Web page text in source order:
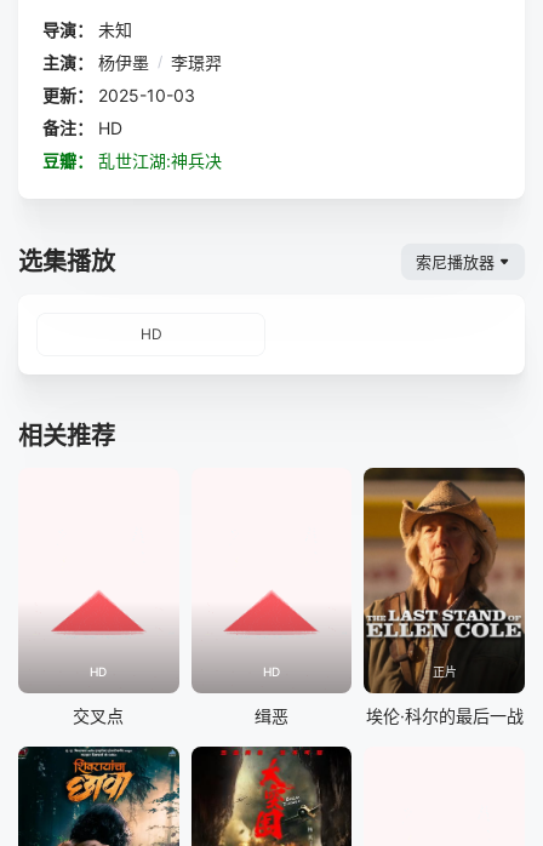
导演：
未知
主演：
杨伊墨 / 李璟羿
更新：
2025-10-03
备注：
HD
豆瓣：
乱世江湖:神兵决
选集播放 索尼播放器
HD
相关推荐
HD
交叉点
HD
缉恶
正片
埃伦·科尔的最后一战